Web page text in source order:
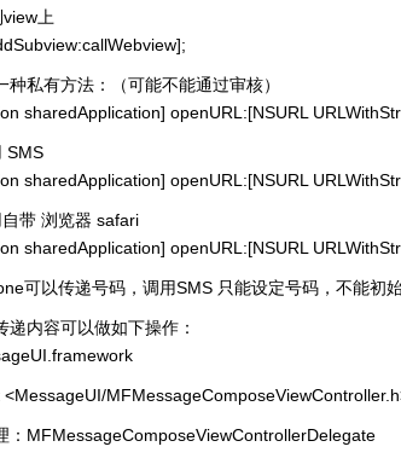
上
私有方法：（可能不能通过审核）
sharedApplication] openURL:[NSURL
SMS
sharedApplication] openURL:[NSURL
带 浏览器 safari
sharedApplication] openURL:[NSURL
可以传递号码，调用SMS 只能设定号码，不能初始
递内容可以做如下操作：
：MFMessageComposeViewControllerDelegate